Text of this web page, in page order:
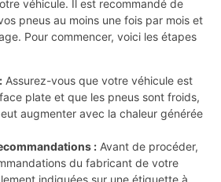
véhicule. Il est recommandé de
pneus au moins une fois par mois et
Pour commencer, voici les étapes
Assurez-vous que votre véhicule est
plate et que les pneus sont froids,
augmenter avec la chaleur générée
: Avant de procéder,
du fabricant de votre
indiquées sur une étiquette à